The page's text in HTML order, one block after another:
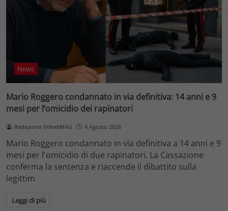
News
Mario Roggero condannato in via definitiva: 14 anni e 9
mesi per l’omicidio dei rapinatori
Redazione VelvetMAG 4 Agosto 2026
Mario Roggero condannato in via definitiva a 14 anni e 9
mesi per l'omicidio di due rapinatori. La Cassazione
conferma la sentenza e riaccende il dibattito sulla
legittim
Leggi di più